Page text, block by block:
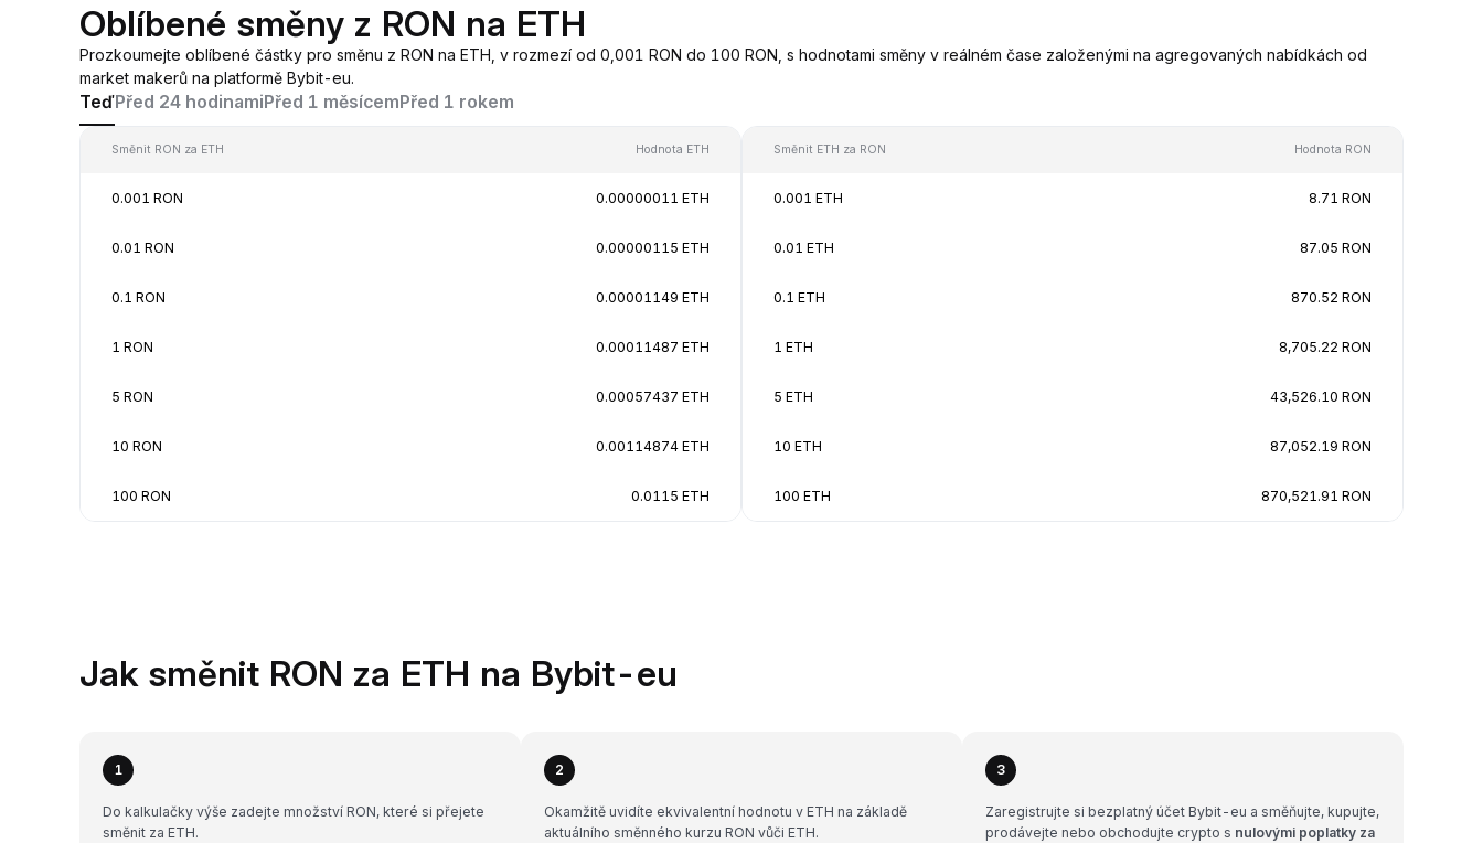
Oblíbené směny z RON na ETH
Prozkoumejte oblíbené částky pro směnu z RON na ETH, v rozmezí od 0,001 RON do 100 RON, s hodnotami směny v reálném čase založenými na agregovaných nabídkách od
market makerů na platformě Bybit-eu.
TeďPřed 24 hodinamiPřed 1 měsícemPřed 1 rokem
Směnit RON za ETH Hodnota ETH
0.001 RON 0.00000011 ETH
0.01 RON 0.00000115 ETH
0.1 RON 0.00001149 ETH
1 RON 0.00011487 ETH
5 RON 0.00057437 ETH
10 RON 0.00114874 ETH
100 RON 0.0115 ETH
Směnit ETH za RON Hodnota RON
0.001 ETH 8.71 RON
0.01 ETH 87.05 RON
0.1 ETH 870.52 RON
1 ETH 8,705.22 RON
5 ETH 43,526.10 RON
10 ETH 87,052.19 RON
100 ETH 870,521.91 RON
Jak směnit RON za ETH na Bybit-eu
1
Do kalkulačky výše zadejte množství RON, které si přejete
směnit za ETH.
2
Okamžitě uvidíte ekvivalentní hodnotu v ETH na základě
aktuálního směnného kurzu RON vůči ETH.
3
Zaregistrujte si bezplatný účet Bybit-eu a směňujte, kupujte,
prodávejte nebo obchodujte crypto s nulovými poplatky za